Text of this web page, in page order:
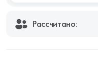
Рассчитано: